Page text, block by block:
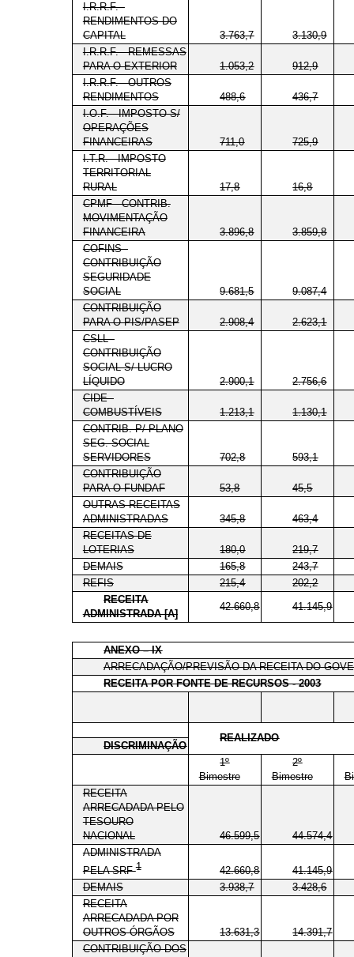
I.R.R.F. -
RENDIMENTOS DO
CAPITAL
3.763,7
3.130,9
I.R.R.F. - REMESSAS
PARA O EXTERIOR
1.053,2
912,9
I.R.R.F. - OUTROS
RENDIMENTOS
488,6
436,7
I.O.F. - IMPOSTO S/
OPERAÇÕES
FINANCEIRAS
711,0
725,9
I.T.R. - IMPOSTO
TERRITORIAL
RURAL
17,8
16,8
CPMF - CONTRIB.
MOVIMENTAÇÃO
FINANCEIRA
3.896,8
3.859,8
COFINS -
CONTRIBUIÇÃO
SEGURIDADE
SOCIAL
9.681,5
9.087,4
CONTRIBUIÇÃO
PARA O PIS/PASEP
2.908,4
2.623,1
CSLL -
CONTRIBUIÇÃO
SOCIAL S/ LUCRO
LÍQUIDO
2.900,1
2.756,6
CIDE -
COMBUSTÍVEIS
1.213,1
1.130,1
CONTRIB. P/ PLANO
SEG. SOCIAL
SERVIDORES
702,8
593,1
CONTRIBUIÇÃO
PARA O FUNDAF
53,8
45,5
OUTRAS RECEITAS
ADMINISTRADAS
345,8
463,4
RECEITAS DE
LOTERIAS
180,0
219,7
DEMAIS
165,8
243,7
REFIS
215,4
202,2
RECEITA
ADMINISTRADA [A]
42.660,8 41.145,9
ANEXO – IX
ARRECADAÇÃO/PREVISÃO DA RECEITA DO
RECEITA POR FONTE DE RECURSOS - 2003
REALIZADO
DISCRIMINAÇÃO
1º
Bimestre
2º
Bimestre
RECEITA
ARRECADADA PELO
TESOURO
NACIONAL
46.599,5
44.574,4
ADMINISTRADA
PELA SRF1 42.660,8
41.145,9
DEMAIS
3.938,7
3.428,6
RECEITA
ARRECADADA POR
OUTROS ÓRGÃOS
13.631,3
14.391,7
CONTRIBUIÇÃO DOS